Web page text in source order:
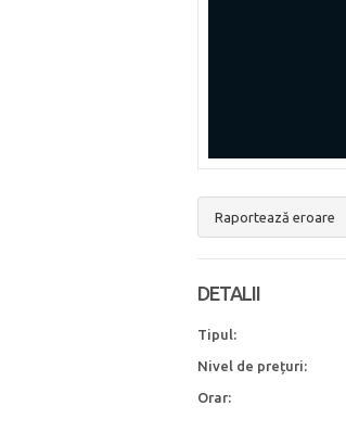
Raportează eroare
DETALII
Tipul:
Nivel de prețuri:
Orar: